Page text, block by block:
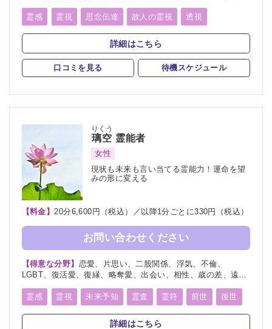
介護、進路、学業、総合運、未来、将来、運勢、心霊相談、霊
障、縁結び、縁切り
霊感 霊視 思念伝達 故人の霊視 透視
未来予知 霊聴 霊査 霊符 霊眼 前世
神通力 守護霊 背後霊 死者霊の降霊
チャネリング オーラリーディング
詳細はこちら
口コミを見る 待機スケジュール
璃空
りくう
霊能者
女性
現状も未来も言い当てる霊能力！運命を望
みの形に変える
【料金】20分6,600円（税込）／以降1分ごとに330円（税込）
お問い合わせください
【得意な分野】 恋愛、片思い、二股関係、浮気、不倫、
LGBT、復活愛、復縁、略奪愛、出会い、相性、歳の差、遠距
進路、学業、受験、就職、天職、適職、仕事、転職、経営、人
間関係、人生相談、健康、金運、引越し、開運、故人、生霊、
相手の気持ち、総合運、過去、未来、将来、ペット、カルマ
霊感 霊視 未来予知 霊査 霊符 前世 後世
来世 守護霊 背後霊 縁結び 縁切り 除霊
詳細はこちら